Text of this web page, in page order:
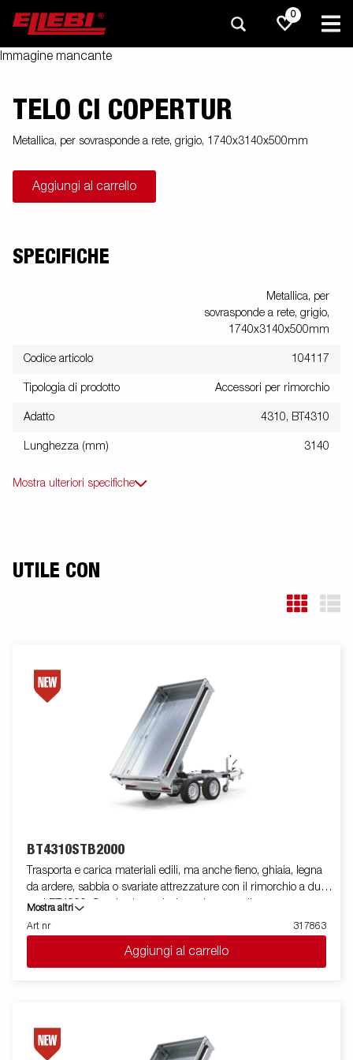
0
Immagine mancante
TELO CI COPERTUR
Metallica, per sovrasponde a rete, grigio, 1740x3140x500mm
Aggiungi al carrello
SPECIFICHE
Metallica, per
sovrasponde a rete, grigio,
1740x3140x500mm
Codice articolo 104117
Tipologia di prodotto Accessori per rimorchio
Adatto 4310, BT4310
Lunghezza (mm) 3140
Mostra ulteriori specifiche
UTILE CON
BT4310STB2000
Trasporta e carica materiali edili, ma anche fieno, ghiaia, legna
da ardere, sabbia o svariate attrezzature con il rimorchio a due
assi BT4000. Grazie al suo design robusto e alle sue
caratteristiche intelligenti, è facile da usare ed efficiente in tutte
le situazioni, e può gestire lavori difficili. Il BT4000 è dotato di un
cassone posteriore per impieghi gravosi con due assi e un
pianale in acciaio rinforzato per una maggiore durata. La
ancoraggio sicuro e stabile del carico, il rimorchio ha sei anelli
di ancoraggio interni con rivestimento in gomma, ciascuno con
Mostra altri
Art nr
317863
Aggiungi al carrello